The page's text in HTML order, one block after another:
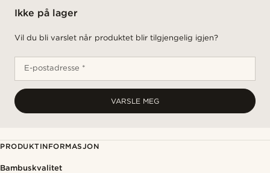
Ikke på lager
Vil du bli varslet når produktet blir tilgjengelig igjen?
E-postadresse *
VARSLE MEG
PRODUKTINFORMASJON
Bambuskvalitet